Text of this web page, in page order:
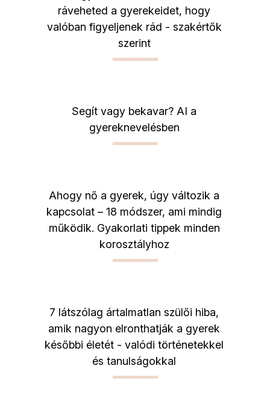
ráveheted a gyerekeidet, hogy
valóban figyeljenek rád - szakértők
szerint
Segít vagy bekavar? AI a
gyereknevelésben
Ahogy nő a gyerek, úgy változik a
kapcsolat – 18 módszer, ami mindig
működik. Gyakorlati tippek minden
korosztályhoz
7 látszólag ártalmatlan szülői hiba,
amik nagyon elronthatják a gyerek
későbbi életét - valódi történetekkel
és tanulságokkal